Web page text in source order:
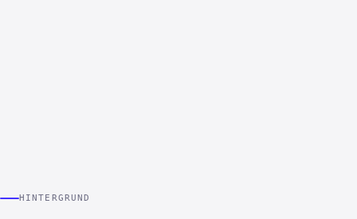
HINTERGRUND